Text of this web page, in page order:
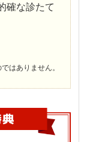
確な診たて
はありません。